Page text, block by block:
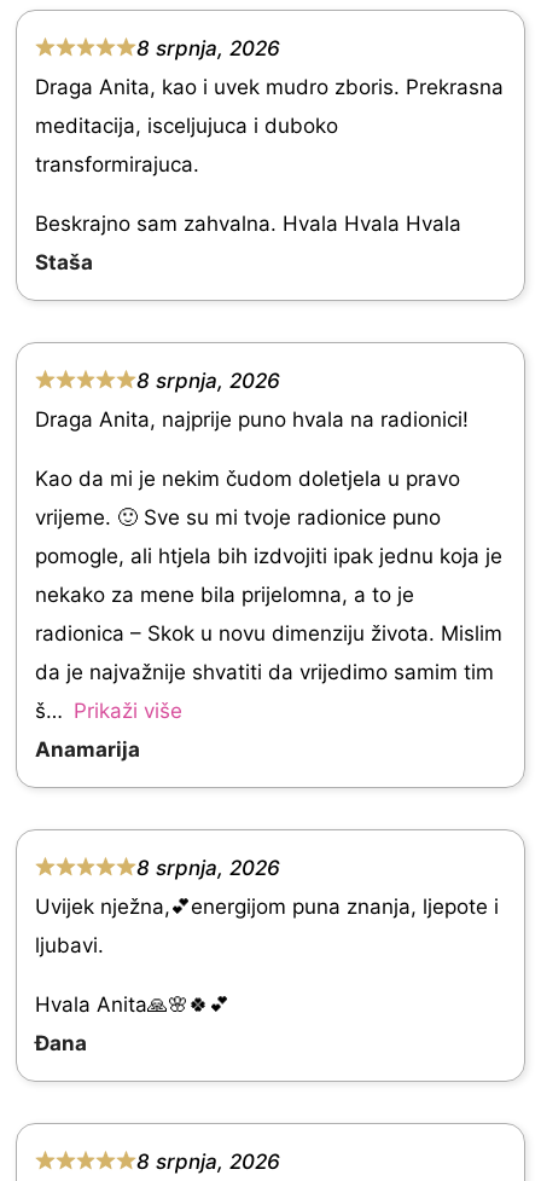
0
o
u
t
f
5
d
5
.
0
o
u
o
f
5
8 srpnja, 2026
Draga Anita, kao i uvek mudro zboris. Prekrasna
meditacija, isceljujuca i duboko
transformirajuca.
Beskrajno sam zahvalna. Hvala Hvala Hvala
Staša
t
e
d
5
.
0
o
u
t
o
f
5
8 srpnja, 2026
Draga Anita, najprije puno hvala na radionici!
Kao da mi je nekim čudom doletjela u pravo
vrijeme. 🙂 Sve su mi tvoje radionice puno
pomogle, ali htjela bih izdvojiti ipak jednu koja je
nekako za mene bila prijelomna, a to je
radionica – Skok u novu dimenziju života. Mislim
da je najvažnije shvatiti da vrijedimo samim tim
š
Prikaži više
Anamarija
e
d
5
.
0
8 srpnja, 2026
Uvijek nježna,💕energijom puna znanja, ljepote i
ljubavi.
Hvala Anita🙏🌸🍀💕
Đana
8 srpnja, 2026